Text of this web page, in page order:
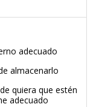
adecuado
almacenarlo
quiera que estén
adecuado